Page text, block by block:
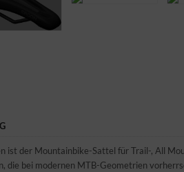
ist der Mountainbike-Sattel für Trail-, All
die bei modernen MTB-Geometrien